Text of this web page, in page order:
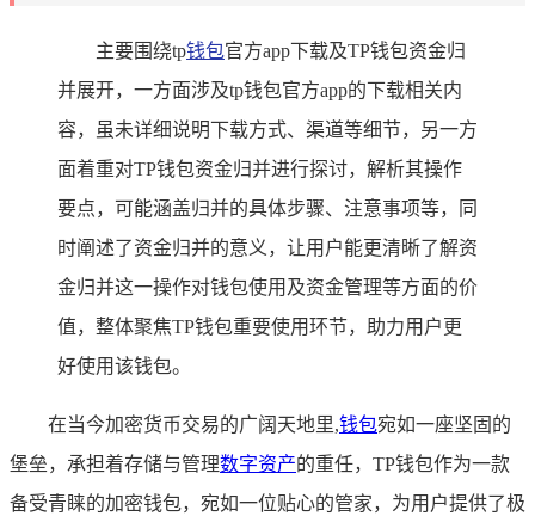
主要围绕tp钱包官方app下载及TP钱包资金归
并展开，一方面涉及tp钱包官方app的下载相关内
容，虽未详细说明下载方式、渠道等细节，另一方
面着重对TP钱包资金归并进行探讨，解析其操作
要点，可能涵盖归并的具体步骤、注意事项等，同
时阐述了资金归并的意义，让用户能更清晰了解资
金归并这一操作对钱包使用及资金管理等方面的价
值，整体聚焦TP钱包重要使用环节，助力用户更
好使用该钱包。
在当今加密货币交易的广阔天地里,钱包宛如一座坚固的
堡垒，承担着存储与管理数字资产的重任，TP钱包作为一款
备受青睐的加密钱包，宛如一位贴心的管家，为用户提供了极